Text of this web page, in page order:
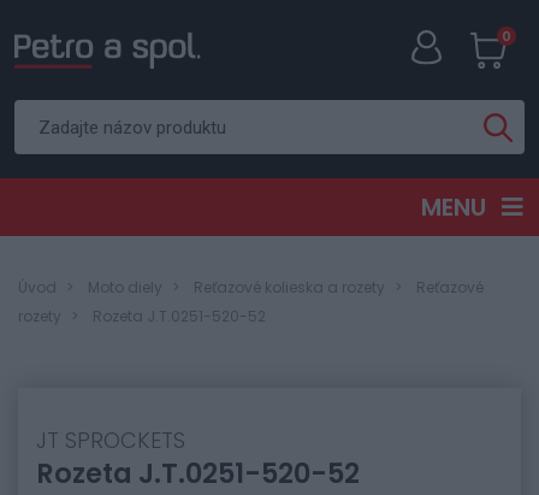
0
MENU
Úvod Moto diely Reťazové kolieska a rozety
Reťazové
rozety
Rozeta J.T.0251-520-52
JT SPROCKETS
Rozeta J.T.0251-520-52